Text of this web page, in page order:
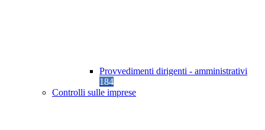
Provvedimenti dirigenti - amministrativi
184
Controlli sulle imprese